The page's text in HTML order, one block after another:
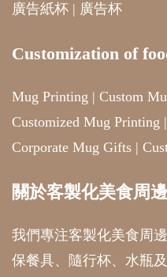
廣告紙杯 | 廣告杯
Customization of
Mug Printing | Custom
Customized Mug Printing |
Corporate Mug Gifts |
關於客製化美食周
我們專注客製化美食周
保餐具、隨行杯、水瓶